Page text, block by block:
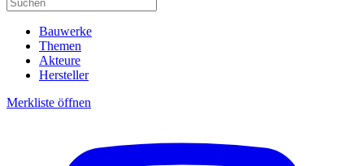
Bauwerke
Themen
Akteure
Hersteller
Merkliste öffnen